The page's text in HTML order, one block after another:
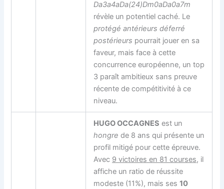
Da3a4aDa(24)Dm0aDa0a7m
révèle un potentiel caché. Le
protégé antérieurs déferré
postérieurs pourrait jouer en sa
faveur, mais face à cette
concurrence européenne, un top
3 paraît ambitieux sans preuve
récente de compétitivité à ce
niveau.
HUGO OCCAGNES est un
hongre de 8 ans qui présente un
profil mitigé pour cette épreuve.
Avec 9 victoires en 81 courses, il
affiche un ratio de réussite
modeste (11%), mais ses10